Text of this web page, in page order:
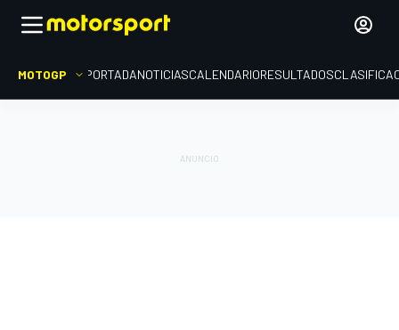
MOTOGP PORTADANOTICIASCALENDARIORESULTADOS